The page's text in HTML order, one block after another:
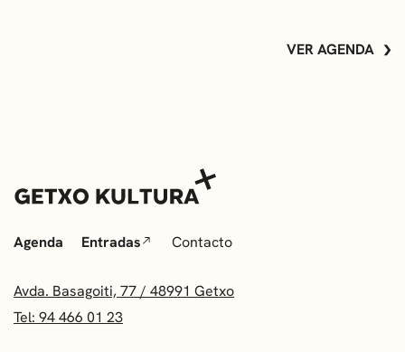
VER AGENDA
Agenda Entradas Contacto
Avda. Basagoiti, 77 / 48991 Getxo
Tel: 94 466 01 23